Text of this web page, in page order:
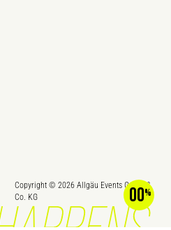
Copyright © 2026 Allgäu Events GmbH &
Co. KG
00